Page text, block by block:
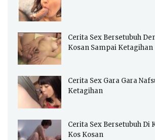
Cerita Sex Bersetubuh
Kosan Sampai Ketagihan
Cerita Sex Gara Gara
Ketagihan
Cerita Sex Bersetubuh Di
Kos Kosan